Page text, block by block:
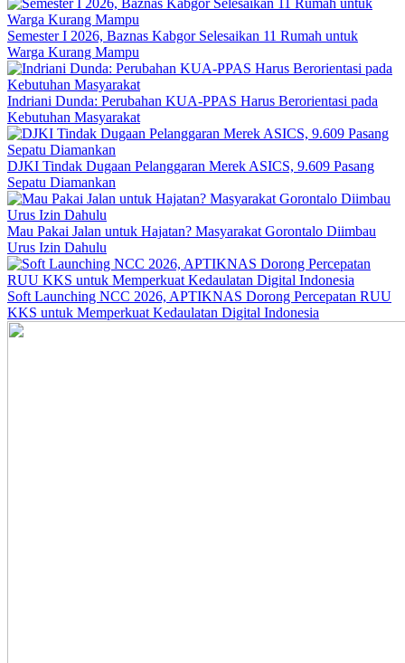
Semester I 2026, Baznas Kabgor Selesaikan 11 Rumah untuk
Warga Kurang Mampu
Indriani Dunda: Perubahan KUA-PPAS Harus Berorientasi pada
Kebutuhan Masyarakat
DJKI Tindak Dugaan Pelanggaran Merek ASICS, 9.609 Pasang
Sepatu Diamankan
Mau Pakai Jalan untuk Hajatan? Masyarakat Gorontalo Diimbau
Urus Izin Dahulu
Soft Launching NCC 2026, APTIKNAS Dorong Percepatan RUU
KKS untuk Memperkuat Kedaulatan Digital Indonesia